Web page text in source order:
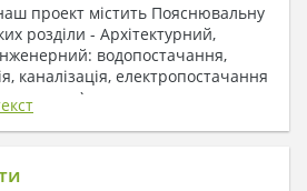
проект містить Пояснювальну
розділи - Архітектурний,
водопостачання,
каналізація, електропостачання
плату ).
розділу